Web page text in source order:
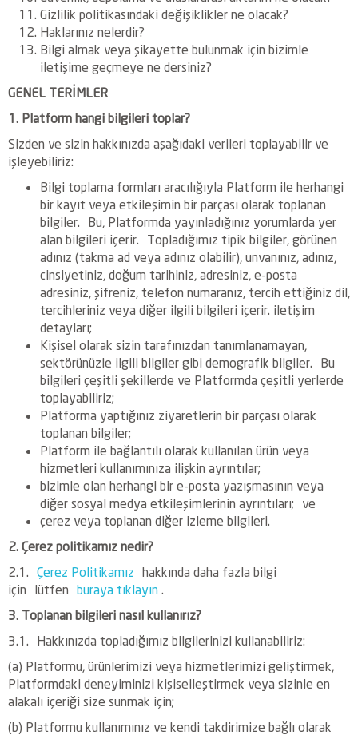
Gizlilik politikasındaki değişiklikler ne olacak?
Haklarınız nelerdir?
Bilgi almak veya şikayette bulunmak için bizimle
iletişime geçmeye ne dersiniz?
GENEL TERİMLER
1. Platform hangi bilgileri toplar?
Sizden ve sizin hakkınızda aşağıdaki verileri toplayabilir ve
işleyebiliriz:
Bilgi toplama formları aracılığıyla Platform ile herhangi
bir kayıt veya etkileşimin bir parçası olarak toplanan
bilgiler. Bu, Platformda yayınladığınız yorumlarda yer
alan bilgileri içerir. Topladığımız tipik bilgiler, görünen
adınız (takma ad veya adınız olabilir), unvanınız, adınız,
cinsiyetiniz, doğum tarihiniz, adresiniz, e-posta
adresiniz, şifreniz, telefon numaranız, tercih ettiğiniz dil,
tercihleriniz veya diğer ilgili bilgileri içerir. iletişim
detayları;
Kişisel olarak sizin tarafınızdan tanımlanamayan,
sektörünüzle ilgili bilgiler gibi demografik bilgiler. Bu
bilgileri çeşitli şekillerde ve Platformda çeşitli yerlerde
toplayabiliriz;
Platforma yaptığınız ziyaretlerin bir parçası olarak
toplanan bilgiler;
Platform ile bağlantılı olarak kullanılan ürün veya
hizmetleri kullanımınıza ilişkin ayrıntılar;
bizimle olan herhangi bir e-posta yazışmasının veya
diğer sosyal medya etkileşimlerinin ayrıntıları; ve
çerez veya toplanan diğer izleme bilgileri.
2. Çerez politikamız nedir?
2.1. Çerez Politikamız hakkında daha fazla bilgi
için lütfen buraya tıklayın .
3. Toplanan bilgileri nasıl kullanırız?
3.1. Hakkınızda topladığımız bilgilerinizi kullanabiliriz:
(a) Platformu, ürünlerimizi veya hizmetlerimizi geliştirmek,
Platformdaki deneyiminizi kişiselleştirmek veya sizinle en
alakalı içeriği size sunmak için;
(b) Platformu kullanımınız ve kendi takdirimize bağlı olarak